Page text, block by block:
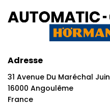
Adresse
31 Avenue Du Maréchal Juin
16000 Angoulême
France